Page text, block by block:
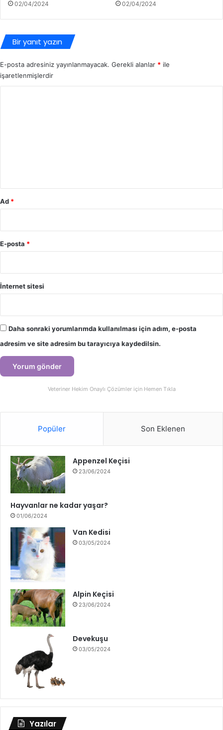
02/04/2024 02/04/2024
Bir yanıt yazın
E-posta adresiniz yayınlanmayacak. Gerekli alanlar * ile
işaretlenmişlerdir
Ad *
E-posta *
İnternet sitesi
Daha sonraki yorumlarımda kullanılması için adım, e-posta
adresim ve site adresim bu tarayıcıya kaydedilsin.
Veteriner Hekim Onaylı Çözümler için Hemen Tıkla
Popüler Son Eklenen
Appenzel Keçisi
23/06/2024
Hayvanlar ne kadar yaşar?
01/06/2024
Van Kedisi
03/05/2024
Alpin Keçisi
23/06/2024
Devekuşu
03/05/2024
Yazılar